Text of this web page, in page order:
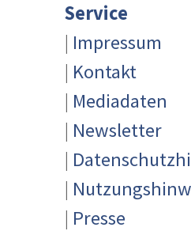
Service
| Impressum
| Kontakt
| Mediadaten
| Newsletter
|
|
| Presse